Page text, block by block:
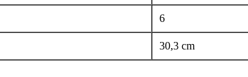
6
30,3 cm